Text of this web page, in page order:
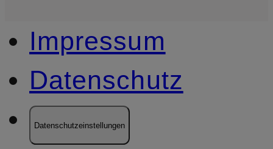
Impressum
Datenschutz
Datenschutzeinstellungen